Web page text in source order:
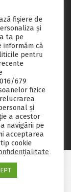
oficial local
fişiere de
și
ta pe
informăm că
pentru
679
fizice
și
a acestor
navigării pe
acceptarea
cookie